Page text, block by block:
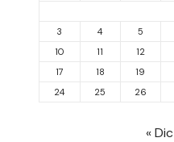
3
4 5
10
11 12
17
18 19
24
25 26
« Dic